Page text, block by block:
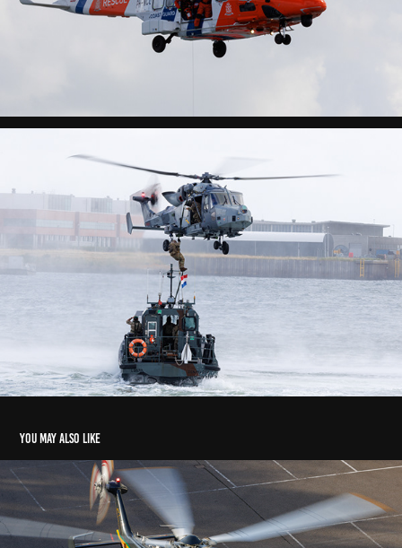
You may also like